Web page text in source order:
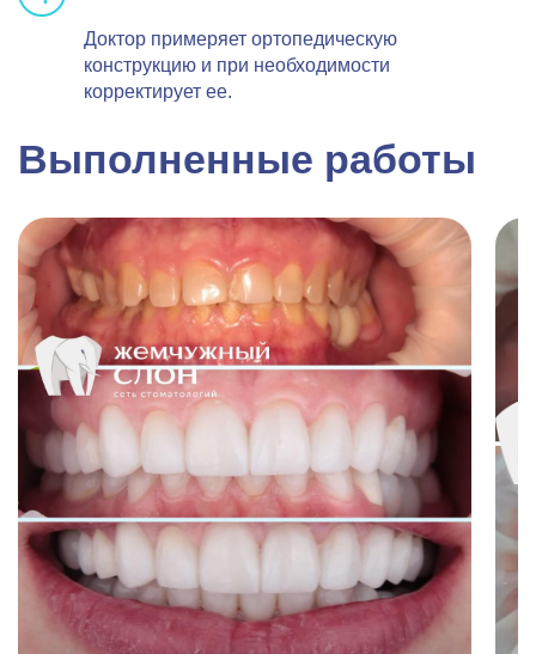
Доктор примеряет ортопедическую
конструкцию и при необходимости
корректирует ее.
Выполненные работы